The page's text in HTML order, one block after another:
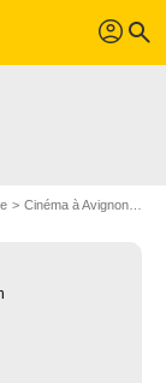
profil search
Cinéma à Avignon